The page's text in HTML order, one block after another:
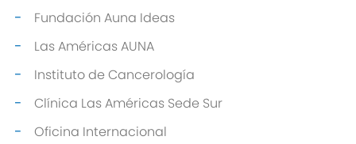
Fundación Auna Ideas
Las Américas AUNA
Instituto de Cancerología
Clínica Las Américas Sede Sur
Oficina Internacional